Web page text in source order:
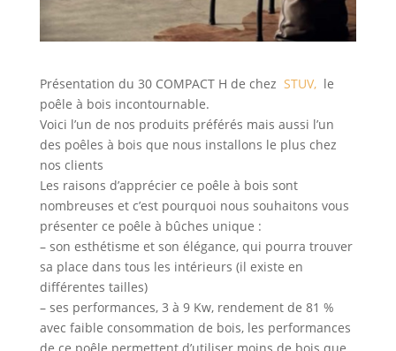
Présentation du 30 COMPACT H de chez STUV, le
poêle à bois incontournable.
Voici l’un de nos produits préférés mais aussi l’un
des poêles à bois que nous installons le plus chez
nos clients
Les raisons d’apprécier ce poêle à bois sont
nombreuses et c’est pourquoi nous souhaitons vous
présenter ce poêle à bûches unique :
– son esthétisme et son élégance, qui pourra trouver
sa place dans tous les intérieurs (il existe en
différentes tailles)
– ses performances, 3 à 9 Kw, rendement de 81 %
avec faible consommation de bois, les performances